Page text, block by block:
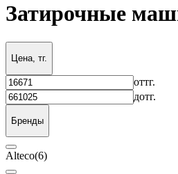
Затирочные
Цена, тг.
оттг.
дотг.
Бренды
Alteco(6)